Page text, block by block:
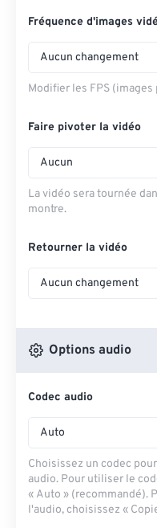
Fréquence d'images
Aucun changement
Modifier les FPS
Faire pivoter la vidéo
Aucun
La vidéo sera tournée
montre.
Retourner la vidéo
Aucun changement
Options audio
Codec audio
Auto
Choisissez un codec
audio. Pour utiliser le
« Auto » (recommandé).
l'audio, choisissez «